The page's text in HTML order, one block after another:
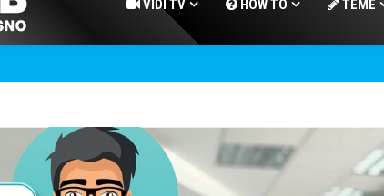
VIDI TV HOW TO TEME